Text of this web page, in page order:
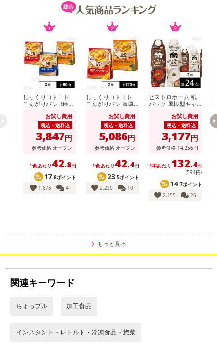
じっくりコトコト
こんがりパン 3種セ
タージュ / 濃厚かぼ
ちゃポタージュ / 濃
厚クラムポタージュ
お試し費用
税込・送料込
3,847円
参考価格 オープン
1食あたり 42.8円
17.8ポイント
1,875
4
じっくりコトコト
こんがりパン 濃厚
濃厚かぼちゃポター
お試し費用
税込・送料込
5,086円
参考価格 オープン
1食あたり 42.4円
23.5ポイント
2,220
10
ビストロホーム 紙
パック 屋根型キャ
トマトポタージュ /
クリームポタージュ
お試し費用
税込・送料込
3,177円
参考価格 14,256円
1本あたり 132.4円
(594円)
14.7ポイント
2,155
26
2
もっと見る
関連キーワード
ちょっプル 加工食品
インスタント・レトルト・冷凍食品・惣菜